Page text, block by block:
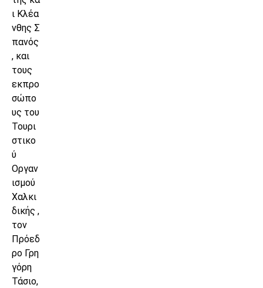
ι Κλέα
νθης Σ
πανός
, και
τους
εκπρο
σώπο
υς του
Τουρι
στικο
ύ
Οργαν
ισμού
Χαλκι
δικής ,
τον
Πρόεδ
ρο Γρη
γόρη
Τάσιο,